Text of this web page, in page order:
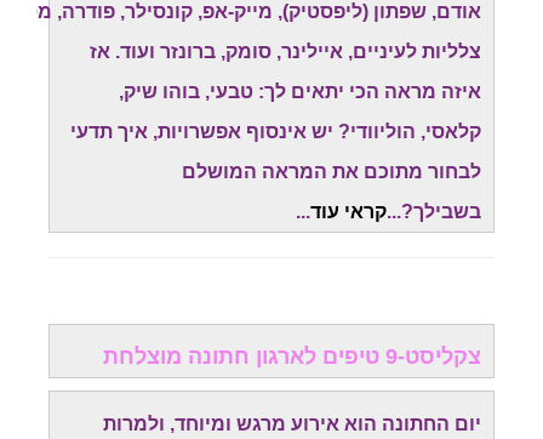
אודם, שפתון (ליפסטיק), מייק-אפ, קונסילר, פודרה,
צלליות לעיניים, איילינר, סומק, ברונזר ועוד. אז
איזה מראה הכי יתאים לך: טבעי, בוהו שיק,
קלאסי, הוליוודי? יש אינסוף אפשרויות, איך תדעי
לבחור מתוכם את המראה המושלם
בשבילך?...קראי עוד..
.
צקליסט-9 טיפים לארגון חתונה מוצלחת
יום החתונה הוא אירוע מרגש ומיוחד, ולמרות